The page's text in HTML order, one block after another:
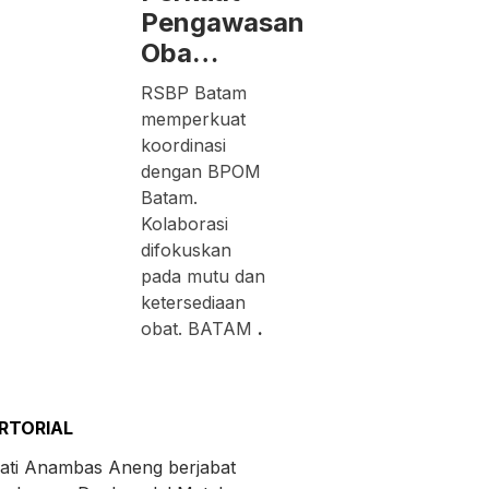
Pengawasan
Oba…
RSBP Batam
memperkuat
koordinasi
dengan BPOM
Batam.
Kolaborasi
difokuskan
pada mutu dan
ketersediaan
obat. BATAM .